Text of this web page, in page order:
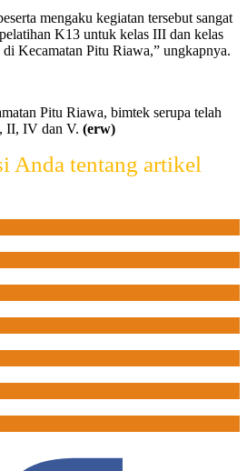
mengaku kegiatan tersebut sangat
K13 untuk kelas III dan kelas
Kecamatan Pitu Riawa,” ungkapnya.
Pitu Riawa, bimtek serupa telah
II, IV dan V. (erw)
Anda tentang artikel